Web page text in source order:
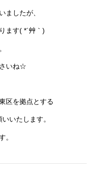
ましたが、
ます( *´艸｀)
いね☆
区を拠点とする
いたします。
。